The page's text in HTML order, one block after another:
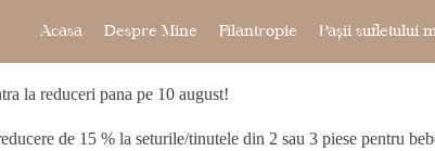
Acasa Despre Mine Filantropie Pașii sufletului
la reduceri pana pe 10 august!
de 15 % la seturile/tinutele din 2 sau 3 piese pentru